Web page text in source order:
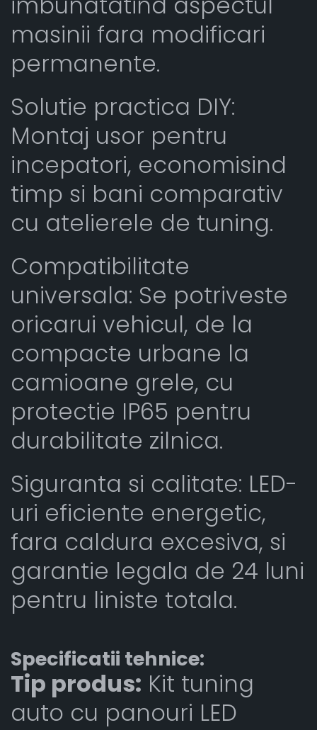
masinii fara modificari
permanente.
Solutie practica DIY:
Montaj usor pentru
incepatori, economisind
timp si bani comparativ
cu atelierele de tuning.
Compatibilitate
universala: Se potriveste
oricarui vehicul, de la
compacte urbane la
camioane grele, cu
protectie IP65 pentru
durabilitate zilnica.
Siguranta si calitate: LED-
uri eficiente energetic,
fara caldura excesiva, si
garantie legala de 24 luni
pentru liniste totala.
Specificatii tehnice:
Tip produs: Kit tuning
auto cu panouri LED